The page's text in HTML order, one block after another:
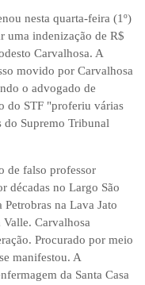
nesta quarta-feira (1º)
uma indenização de R$
Carvalhosa. A
movido por Carvalhosa
o advogado de
do STF "proferiu várias
do Supremo Tribunal
de falso professor
décadas no Largo São
na Lava Jato
Carvalhosa
Procurado por meio
manifestou. A
da Santa Casa